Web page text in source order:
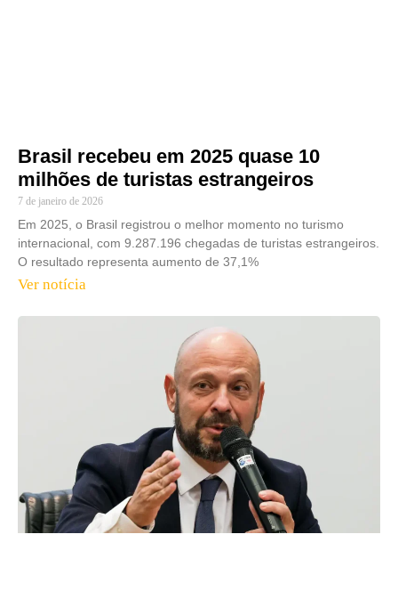
Brasil recebeu em 2025 quase 10
milhões de turistas estrangeiros
7 de janeiro de 2026
Em 2025, o Brasil registrou o melhor momento no turismo
internacional, com 9.287.196 chegadas de turistas estrangeiros.
O resultado representa aumento de 37,1%
Ver notícia